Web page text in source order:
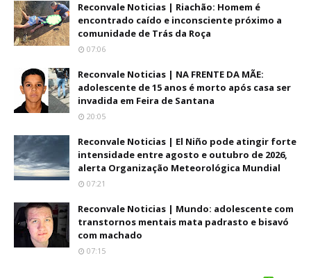
Reconvale Noticias | Riachão: Homem é
encontrado caído e inconsciente próximo a
comunidade de Trás da Roça
07:06
Reconvale Noticias | NA FRENTE DA MÃE:
adolescente de 15 anos é morto após casa ser
invadida em Feira de Santana
20:05
Reconvale Noticias | El Niño pode atingir forte
intensidade entre agosto e outubro de 2026,
alerta Organização Meteorológica Mundial
07:21
Reconvale Noticias | Mundo: adolescente com
transtornos mentais mata padrasto e bisavó
com machado
07:15